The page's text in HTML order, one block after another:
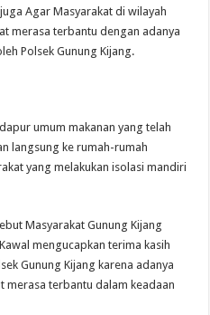
Agar Masyarakat di wilayah
merasa terbantu dengan adanya
Polsek Gunung Kijang.
umum makanan yang telah
langsung ke rumah-rumah
yang melakukan isolasi mandiri
Masyarakat Gunung Kijang
mengucapkan terima kasih
Gunung Kijang karena adanya
merasa terbantu dalam keadaan